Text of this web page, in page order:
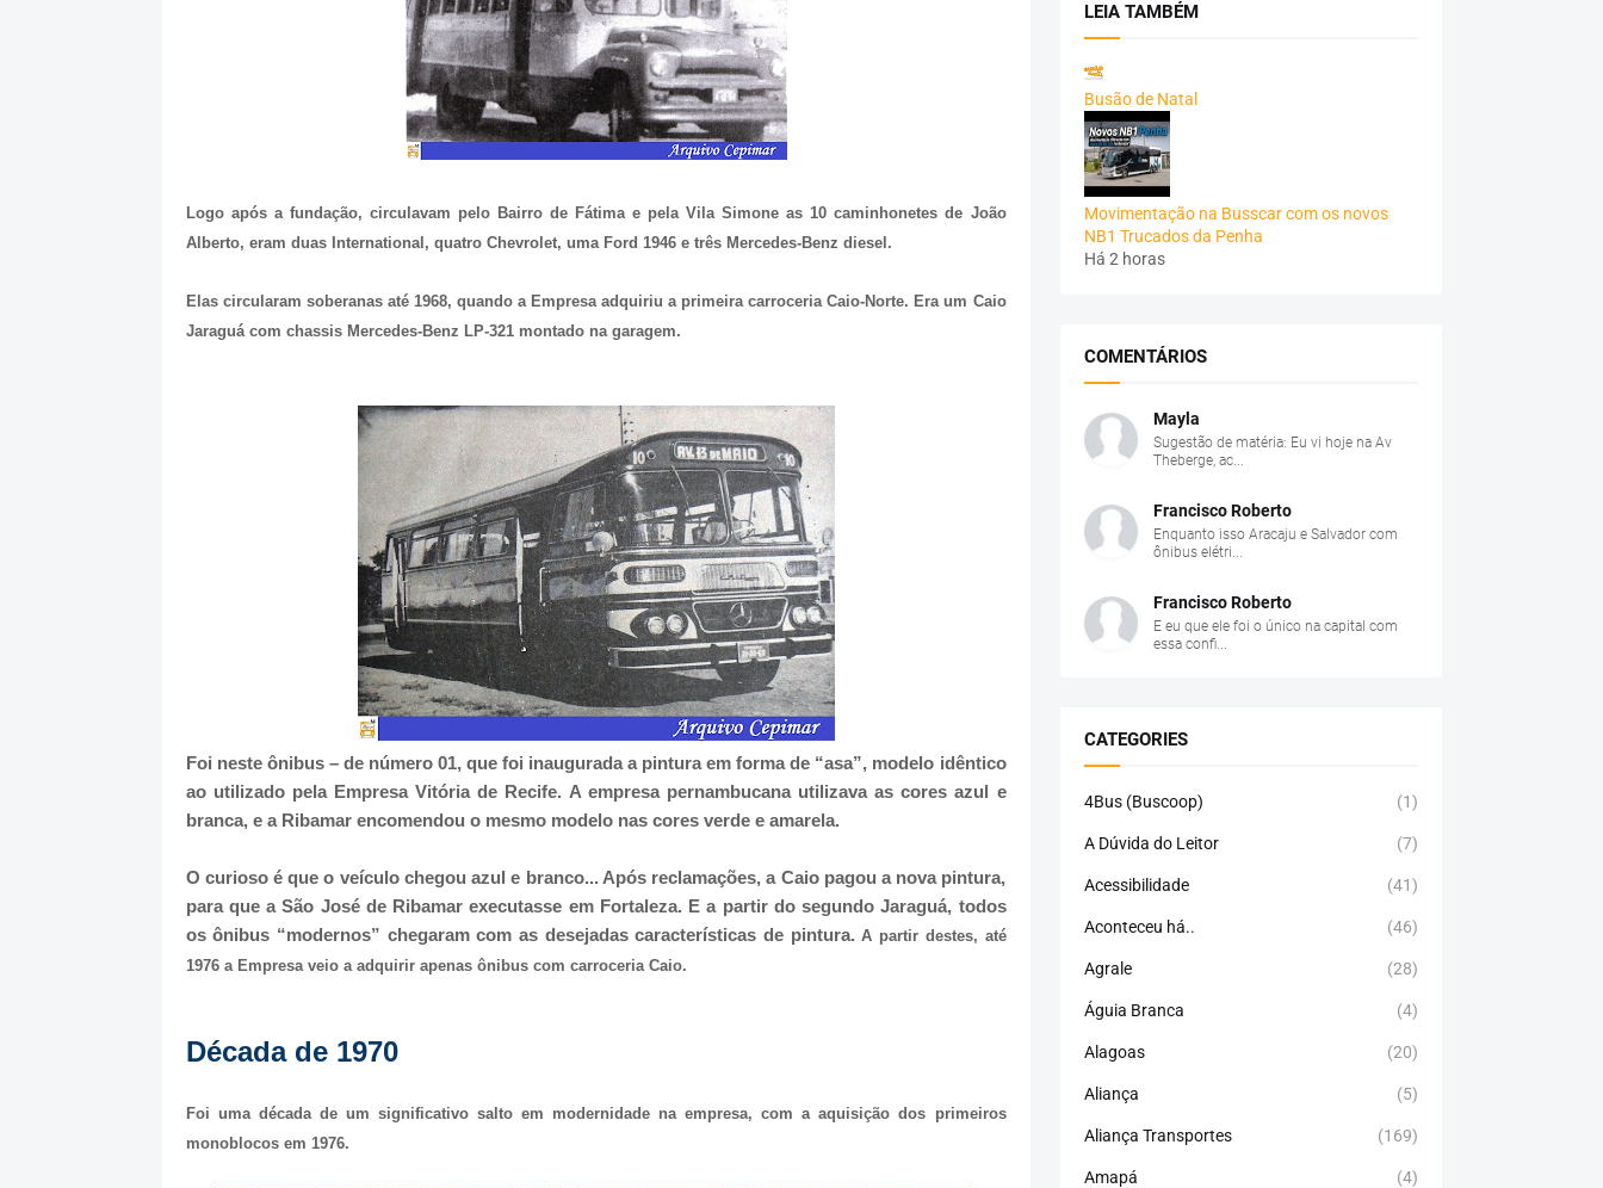
Logo após a fundação, circulavam pelo Bairro de Fátima e pela Vila Simone as 10 caminhonetes de João
Alberto, eram duas International, quatro Chevrolet, uma Ford 1946 e três Mercedes-Benz diesel.
Elas circularam soberanas até 1968, quando a Empresa adquiriu a primeira carroceria Caio-Norte. Era um Caio
Jaraguá com chassis Mercedes-Benz LP-321 montado na garagem.
Foi neste ônibus – de número 01, que foi inaugurada a pintura em forma de “asa”, modelo idêntico
ao utilizado pela Empresa Vitória de Recife. A empresa pernambucana utilizava as cores azul e
branca, e a Ribamar encomendou o mesmo modelo nas cores verde e amarela.
O curioso é que o veículo chegou azul e branco... Após reclamações, a Caio pagou a nova pintura,
para que a São José de Ribamar executasse em Fortaleza. E a partir do segundo Jaraguá, todos
os ônibus “modernos” chegaram com as desejadas características de pintura. A partir destes, até
1976 a Empresa veio a adquirir apenas ônibus com carroceria Caio.
Década de 1970
Foi uma década de um significativo salto em modernidade na empresa, com a aquisição dos primeiros
monoblocos em 1976.
LEIA TAMBÉM
Busão de Natal
Movimentação na Busscar com os novos
NB1 Trucados da Penha
Há 2 horas
COMENTÁRIOS
Mayla
Sugestão de matéria: Eu vi hoje na Av
Theberge, ac...
Francisco Roberto
Enquanto isso Aracaju e Salvador com
ônibus elétri...
Francisco Roberto
E eu que ele foi o único na capital com
essa confi...
CATEGORIES
4Bus (Buscoop) (1)
A Dúvida do Leitor (7)
Acessibilidade (41)
Aconteceu há.. (46)
Agrale (28)
Águia Branca (4)
Alagoas (20)
Aliança (5)
Aliança Transportes (169)
Amapá (4)